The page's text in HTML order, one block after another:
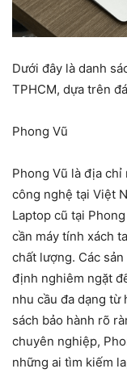
Dưới đây là danh
TPHCM, dựa trên
Phong Vũ
Phong Vũ là địa
công nghệ tại Việt
Laptop cũ tại
cần máy tính xách
chất lượng. Các
định nghiêm ngặt
nhu cầu đa dạng từ
sách bảo hành rõ
chuyên nghiệp,
những ai tìm kiếm